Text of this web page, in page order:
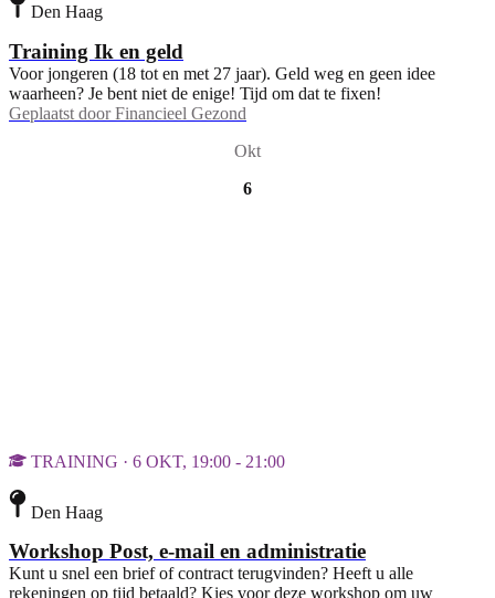
Den Haag
Training Ik en geld
Voor jongeren (18 tot en met 27 jaar). Geld weg en geen idee
waarheen? Je bent niet de enige! Tijd om dat te fixen!
Geplaatst door Financieel Gezond
Okt
6
TRAINING · 6 OKT, 19:00 - 21:00
Den Haag
Workshop Post, e-mail en administratie
Kunt u snel een brief of contract terugvinden? Heeft u alle
rekeningen op tijd betaald? Kies voor deze workshop om uw